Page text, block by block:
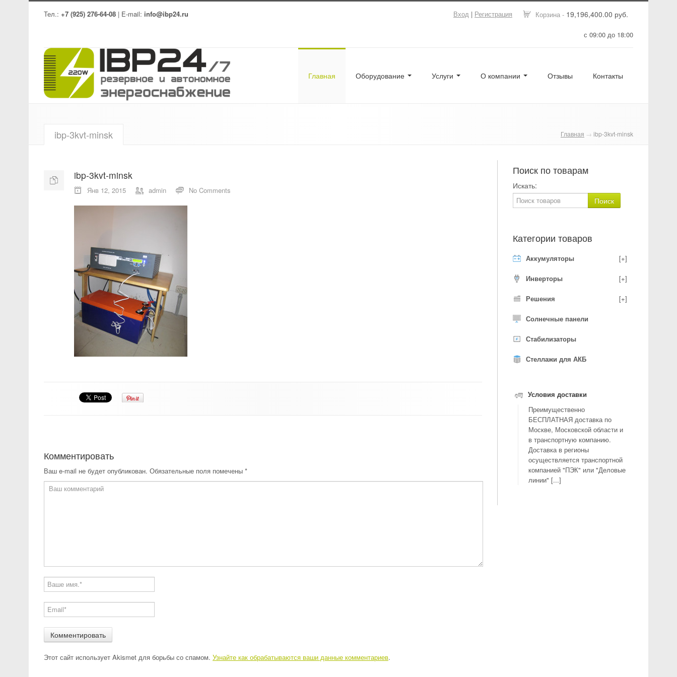
Тел.: +7 (925) 276-64-08 | E-mail: info@ibp24.ru Корзина - 19,196,400.00 руб.
Вход | Регистрация
с 09:00 до 18:00
Главная Оборудование Услуги О компании Отзывы Контакты
ibp-3kvt-minsk Главная → ibp-3kvt-minsk
ibp-3kvt-minsk
Янв 12, 2015 admin No Comments
Комментировать
Ваш e-mail не будет опубликован. Обязательные поля помечены *
Этот сайт использует Akismet для борьбы со спамом. Узнайте как обрабатываются ваши данные комментариев.
Поиск по товарам
Искать:
Категории товаров
Аккумуляторы [+]
Инверторы [+]
Решения [+]
Солнечные панели
Стабилизаторы
Стеллажи для АКБ
Условия доставки
Преимущественно
БЕСПЛАТНАЯ доставка по
Москве, Московской области и
в транспортную компанию.
Доставка в регионы
осуществляется транспортной
компанией "ПЭК" или "Деловые
линии" [...]